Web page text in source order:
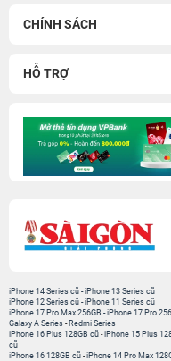
CHÍNH SÁCH
HỖ TRỢ
iPhone 14 Series cũ -iPhone 13 Series cũ
iPhone 12 Series cũ -iPhone 11 Series cũ
iPhone 17 Pro Max 256GB -iPhone 17 Pro
Galaxy A Series - Redmi Series
iPhone 16 Plus 128GB cũ -iPhone 15 Plus
cũ
iPhone 16 128GB cũ -iPhone 14 Pro Max